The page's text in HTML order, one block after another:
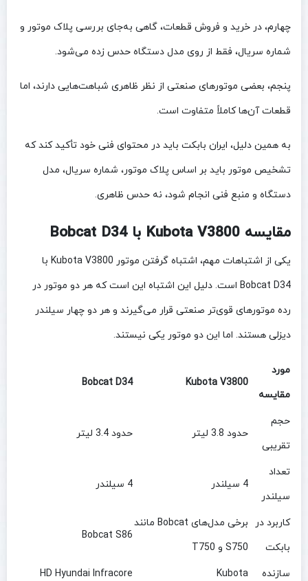
چهارم، در خرید و فروش قطعات، گاهی به‌جای بررسی پلاک موتور و
شماره سریال، فقط از روی مدل دستگاه حدس زده می‌شود.
پنجم، بعضی موتورهای صنعتی از نظر ظاهری شباهت‌هایی دارند، اما
قطعات آن‌ها کاملاً متفاوت است.
به همین دلیل، ایران بابکت باید در محتوای فنی خود تأکید کند که
تشخیص موتور باید بر اساس پلاک موتور، شماره سریال، مدل
دستگاه و منبع فنی انجام شود، نه حدس ظاهری.
مقایسه Kubota V3800 با Bobcat D34
یکی از اشتباهات مهم، اشتباه گرفتن موتور Kubota V3800 با
Bobcat D34 است. دلیل این اشتباه این است که هر دو موتور در
رده موتورهای قوی‌تر صنعتی قرار می‌گیرند و هر دو چهار سیلندر
دیزلی هستند. اما این دو موتور یکی نیستند.
مورد
مقایسه
Kubota V3800
Bobcat D34
حجم
تقریبی
حدود 3.8 لیتر حدود 3.4 لیتر
تعداد
سیلندر
4 سیلندر 4 سیلندر
کاربرد در
بابکت
برخی مدل‌های Bobcat مانند
S750 و T750
Bobcat S86
سازنده Kubota
HD Hyundai Infracore